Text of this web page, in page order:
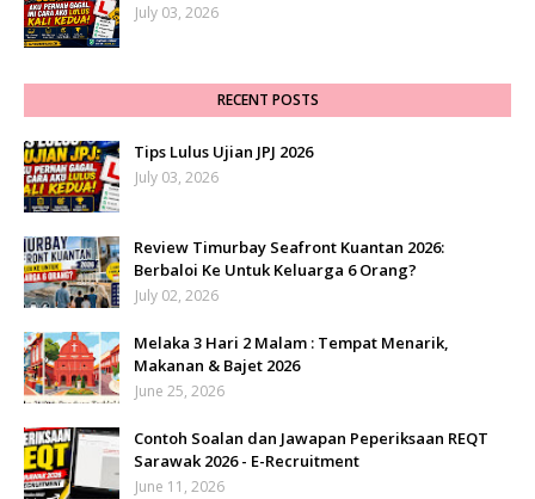
July 03, 2026
RECENT POSTS
Tips Lulus Ujian JPJ 2026
July 03, 2026
Review Timurbay Seafront Kuantan 2026:
Berbaloi Ke Untuk Keluarga 6 Orang?
July 02, 2026
Melaka 3 Hari 2 Malam : Tempat Menarik,
Makanan & Bajet 2026
June 25, 2026
Contoh Soalan dan Jawapan Peperiksaan REQT
Sarawak 2026 - E-Recruitment
June 11, 2026